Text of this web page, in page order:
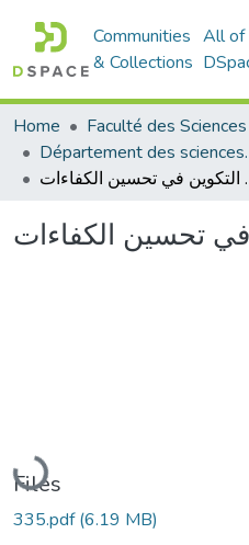
Communities
& Collections
All of
Home
في تحسين الكفاءات
Loading...
Files
335.pdf(6.19 MB)